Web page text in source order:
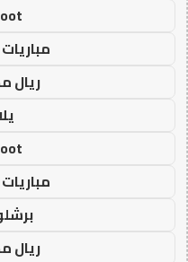
ريال
ريال